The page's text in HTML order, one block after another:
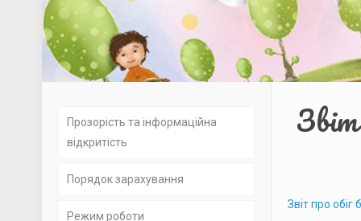
Звіт про
Прозорість та інформаційна
відкритість
Установчі документи
Освітні програми та навчальні
Порядок зарахування
Режим роботи